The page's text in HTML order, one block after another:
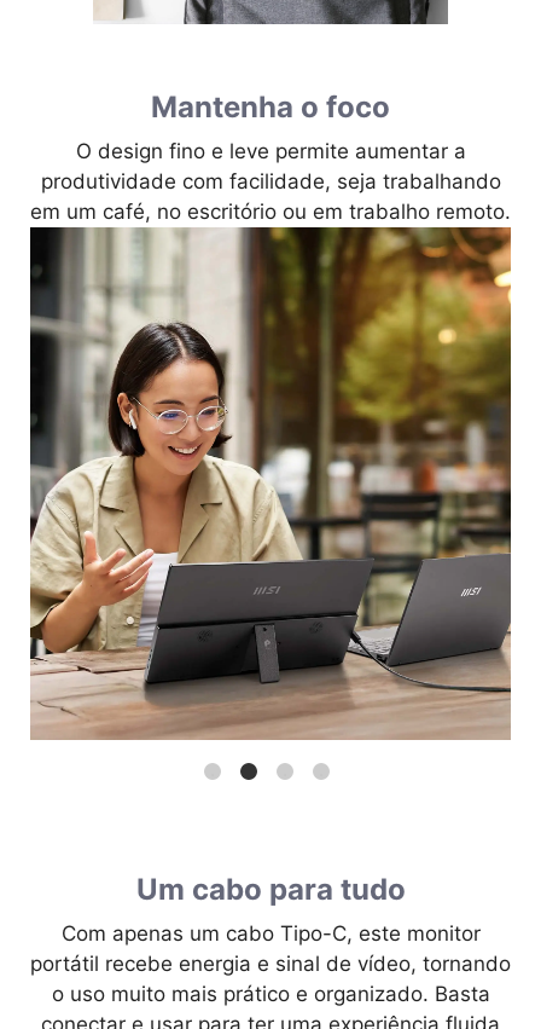
Mantenha o foco
O design fino e leve permite aumentar a
produtividade com facilidade, seja trabalhando
em um café, no escritório ou em trabalho remoto.
Um cabo para tudo
Com apenas um cabo Tipo-C, este monitor
portátil recebe energia e sinal de vídeo, tornando
o uso muito mais prático e organizado. Basta